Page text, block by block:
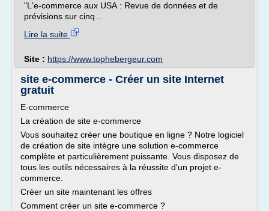
"L'e-commerce aux USA : Revue de données et de
prévisions sur cinq...
Lire la suite
Site : https://www.tophebergeur.com
site e-commerce - Créer un site Internet
gratuit
E-commerce
La création de site e-commerce
Vous souhaitez créer une boutique en ligne ? Notre logiciel
de création de site intègre une solution e-commerce
complète et particulièrement puissante. Vous disposez de
tous les outils nécessaires à la réussite d'un projet e-
commerce.
Créer un site maintenant les offres
Comment créer un site e-commerce ?